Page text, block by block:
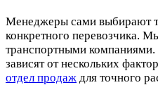
Менеджеры сами выбирают
конкретного перевозчика.
транспортными компаниями.
зависят от нескольких
отдел продаж для точного